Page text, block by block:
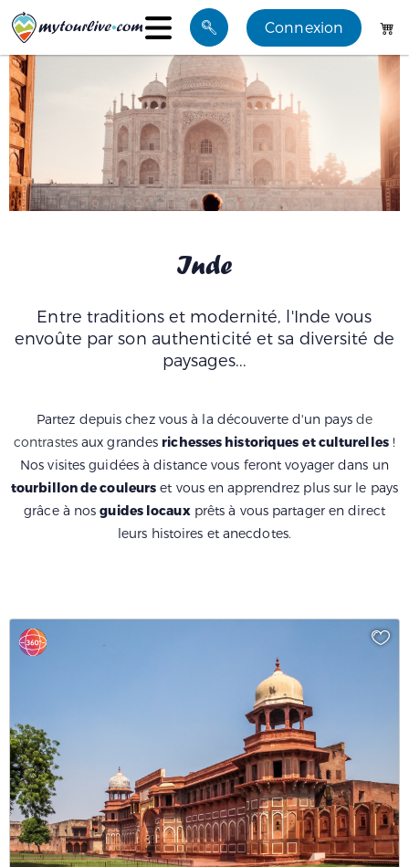
Mes favoris
Blog
Connexion
Inde
Entre traditions et modernité, l'Inde vous
envoûte par son authenticité et sa diversité de
paysages...
Partez depuis chez vous à la découverte d'un pays de
contrastesaux grandes richesses historiques et culturelles!
Nos visites guidées à distance vous feront voyager dans un
tourbillon de couleurs et vous en apprendrez plus sur le pays
grâce à nosguides locauxprêts à vous partager en direct
leurs histoires et anecdotes.